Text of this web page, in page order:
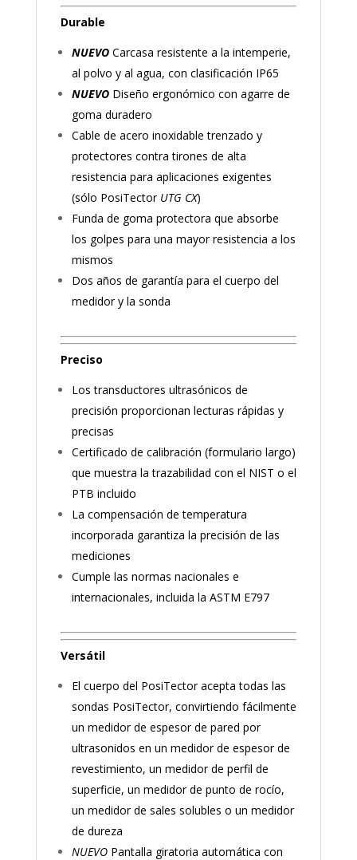
Durable
NUEVO Carcasa resistente a la intemperie,
al polvo y al agua, con clasificación IP65
NUEVO Diseño ergonómico con agarre de
goma duradero
Cable de acero inoxidable trenzado y
protectores contra tirones de alta
resistencia para aplicaciones exigentes
(sólo PosiTector UTG CX)
Funda de goma protectora que absorbe
los golpes para una mayor resistencia a los
mismos
Dos años de garantía para el cuerpo del
medidor y la sonda
Preciso
Los transductores ultrasónicos de
precisión proporcionan lecturas rápidas y
precisas
Certificado de calibración (formulario largo)
que muestra la trazabilidad con el NIST o el
PTB incluido
La compensación de temperatura
incorporada garantiza la precisión de las
mediciones
Cumple las normas nacionales e
internacionales, incluida la ASTM E797
Versátil
El cuerpo del PosiTector acepta todas las
sondas PosiTector, convirtiendo fácilmente
un medidor de espesor de pared por
ultrasonidos en un medidor de espesor de
revestimiento, un medidor de perfil de
superficie, un medidor de punto de rocío,
un medidor de sales solubles o un medidor
de dureza
NUEVO Pantalla giratoria automática con